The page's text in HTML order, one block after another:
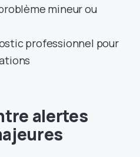
mineur ou
professionnel pour
alertes